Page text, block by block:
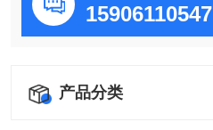
15906110547
产品分类